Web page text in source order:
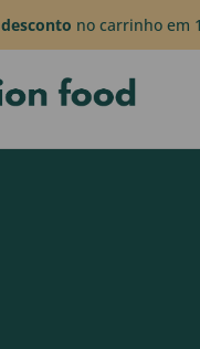
desconto no carrinho em